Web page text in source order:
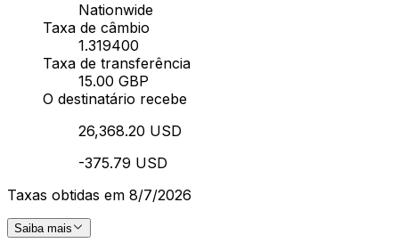
Nationwide
Taxa de câmbio
1.319400
Taxa de transferência
15.00 GBP
O destinatário recebe
26,368.20 USD
-375.79 USD
Taxas obtidas em 8/7/2026
Saiba mais